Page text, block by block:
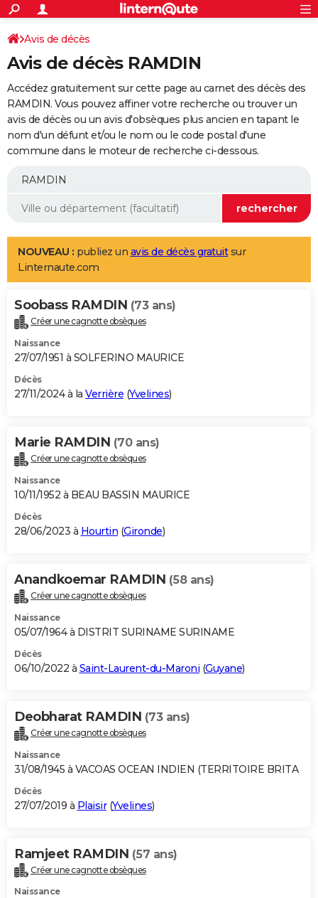
ACTUALITÉS
Politique
Société
Faits Divers
Education
Monde
Villes
+
SPORT
Coupe du monde 2026
Football
Tennis
Cyclisme
Rugby
Forum
Programme TV
TNT
Streaming
Cinéma
Sorties cinéma
Musique
+
FINANCE
Retraite
Epargne
Immobilier
Risques naturels par ville
Banque
Assurance
AUTO
Essais
Réserver un essai
Citadines
Berlines
SUV
Forum auto
+
Mobiles
Meilleur smartphone
Internet
Ordinateurs
Jeux vidéo
Guide high-tech
Aménagement intérieur
LIFESTYLE
Art de vivre
Bien-être
Loisirs
Mode
Modes de vie
Alimentation
Guide de la santé
Maladies
Médicaments
Sommeil
VOYAGE
Destinations
City break
Voyage nature
Voyage de noces
Forum
Climat
+PHOTO
GUIDES D'ACHAT
BONS PLANS
Carte de Noël
Carte Bonne année
Carte Saint-Valentin
Carte Pâques
Carte d'anniversaire
DICTIONNAIRE
Dictionnaire
Biographies
Citations
Expressions
Proverbes
PROGRAMME TV
S'inscrire
Se connecter
Lycées
Collèges
Primaires
Universités
Entreprises
Service militaire
Avis de recherche
AVIS DE DÉCÈS
Bricolage
Lifestyle
Culture
Sport
Auto
Television
Voyage
Cinema
Avis de décès
Avis de décès RAMDIN
Accédez gratuitement sur cette page au carnet des décès des
RAMDIN. Vous pouvez affiner votre recherche ou trouver un
avis de décès ou un avis d'obsèques plus ancien en tapant le
nom d'un défunt et/ou le nom ou le code postal d'une
commune dans le moteur de recherche ci-dessous.
NOUVEAU : publiez un avis de décès gratuitsur
Linternaute.com
Soobass RAMDIN (73 ans)
Créer une cagnotte obsèques
Naissance
27/07/1951 à SOLFERINO MAURICE
Décès
27/11/2024 à la Verrière (Yvelines)
Marie RAMDIN (70 ans)
Créer une cagnotte obsèques
Naissance
10/11/1952 à BEAU BASSIN MAURICE
Décès
28/06/2023 à Hourtin (Gironde)
Anandkoemar RAMDIN (58 ans)
Créer une cagnotte obsèques
Naissance
05/07/1964 à DISTRIT SURINAME SURINAME
Décès
06/10/2022 à Saint-Laurent-du-Maroni (Guyane)
Deobharat RAMDIN (73 ans)
Créer une cagnotte obsèques
Naissance
31/08/1945 à VACOAS OCEAN INDIEN (TERRITOIRE BRITA
Décès
27/07/2019 à Plaisir(Yvelines)
Ramjeet RAMDIN (57 ans)
Créer une cagnotte obsèques
Naissance